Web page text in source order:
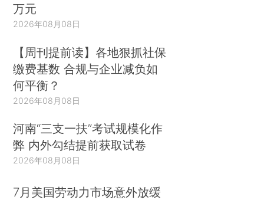
万元
2026年08月08日
【周刊提前读】各地狠抓社保
缴费基数 合规与企业减负如
何平衡？
2026年08月08日
河南“三支一扶”考试规模化作
弊 内外勾结提前获取试卷
2026年08月08日
7月美国劳动力市场意外放缓